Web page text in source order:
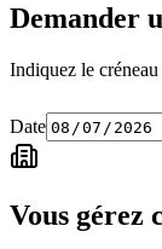
Demander
Indiquez le
Date
Vous gérez